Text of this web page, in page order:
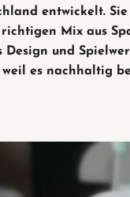
entwickelt.
Mix aus
Design und
weil es nachhaltig